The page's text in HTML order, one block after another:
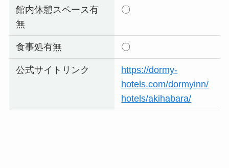
館内休憩スペース有
無
〇
食事処有無 〇
公式サイトリンク
https://dormy-
hotels.com/dormyinn/
hotels/akihabara/